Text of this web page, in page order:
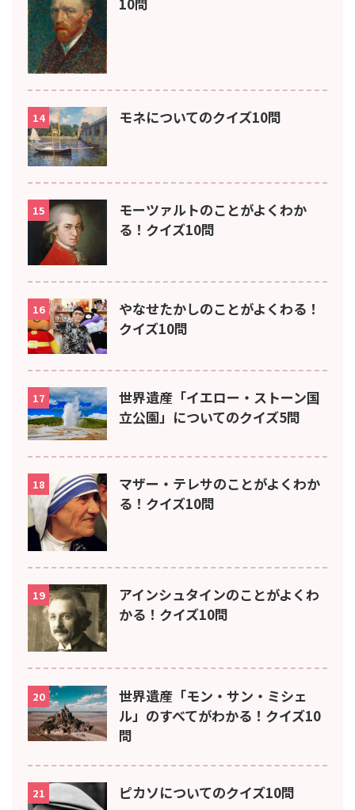
14 モネについてのクイズ10問
15
モーツァルトのことがよくわか
る！クイズ10問
16
やなせたかしのことがよくわる！
クイズ10問
17
世界遺産「イエロー・ストーン国
立公園」についてのクイズ5問
18
マザー・テレサのことがよくわか
る！クイズ10問
19
アインシュタインのことがよくわ
かる！クイズ10問
20
世界遺産「モン・サン・ミシェ
ル」のすべてがわかる！クイズ10
問
21 ピカソについてのクイズ10問